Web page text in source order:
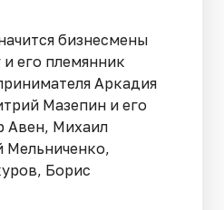
бизнесмены
его племянник
Аркадия
Мазепин и его
Авен, Михаил
Борис